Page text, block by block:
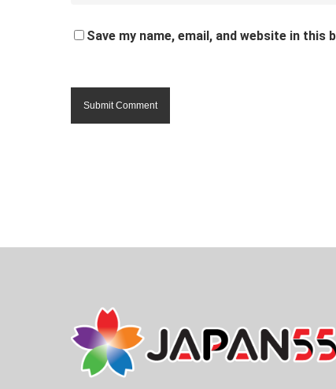
Save my name, email, and website in